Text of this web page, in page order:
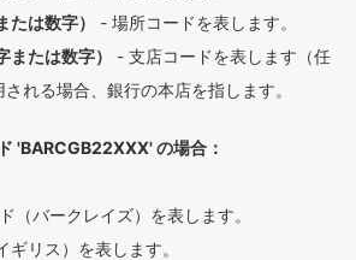
は数字）
- 場所コードを表します。
たは数字）
- 支店コードを表します（任
れる場合、銀行の本店を指します。
'BARCGB22XXX' の場合：
（バークレイズ）を表します。
ギリス）を表します。